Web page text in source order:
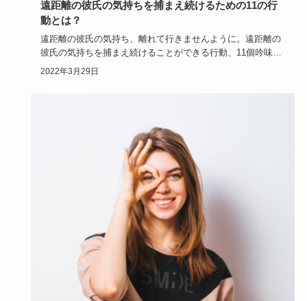
遠距離の彼氏の気持ちを捕まえ続けるための11の行
動とは？
遠距離の彼氏の気持ち、離れて行きませんように。遠距離の
彼氏の気持ちを捕まえ続けることができる行動、11個吟味し
てお伝えしま…
2022年3月29日